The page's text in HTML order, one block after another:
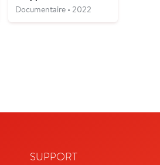
Documentaire • 2022
SUPPORT